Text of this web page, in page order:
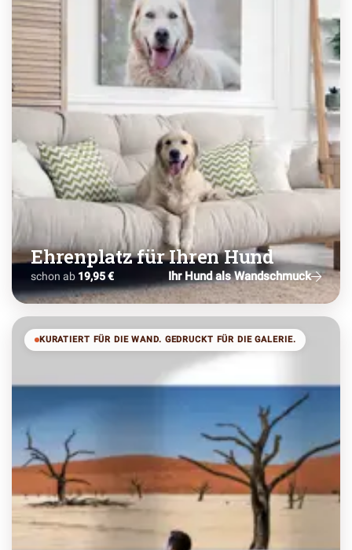
Ehrenplatz für Ihren Hund
schon ab 19,95 € Ihr Hund als Wandschmuck
KURATIERT FÜR DIE WAND. GEDRUCKT FÜR DIE GALERIE.